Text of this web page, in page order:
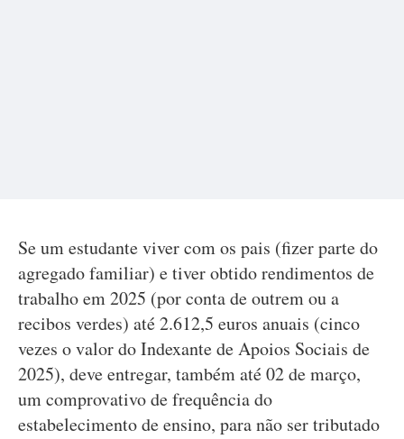
Se um estudante viver com os pais (fizer parte do
agregado familiar) e tiver obtido rendimentos de
trabalho em 2025 (por conta de outrem ou a
recibos verdes) até 2.612,5 euros anuais (cinco
vezes o valor do Indexante de Apoios Sociais de
2025), deve entregar, também até 02 de março,
um comprovativo de frequência do
estabelecimento de ensino, para não ser tributado